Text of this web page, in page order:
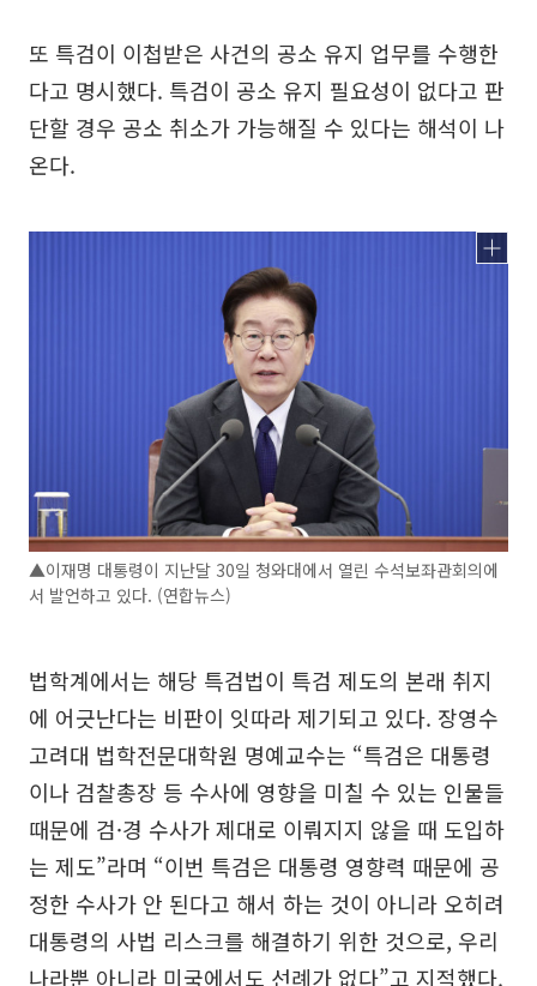
또 특검이 이첩받은 사건의 공소 유지 업무를 수행한
다고 명시했다. 특검이 공소 유지 필요성이 없다고 판
단할 경우 공소 취소가 가능해질 수 있다는 해석이 나
온다.
▲이재명 대통령이 지난달 30일 청와대에서 열린 수석보좌관회의에
서 발언하고 있다. (연합뉴스)
법학계에서는 해당 특검법이 특검 제도의 본래 취지
에 어긋난다는 비판이 잇따라 제기되고 있다. 장영수
고려대 법학전문대학원 명예교수는 “특검은 대통령
이나 검찰총장 등 수사에 영향을 미칠 수 있는 인물들
때문에 검·경 수사가 제대로 이뤄지지 않을 때 도입하
는 제도”라며 “이번 특검은 대통령 영향력 때문에 공
정한 수사가 안 된다고 해서 하는 것이 아니라 오히려
대통령의 사법 리스크를 해결하기 위한 것으로, 우리
나라뿐 아니라 미국에서도 선례가 없다”고 지적했다.